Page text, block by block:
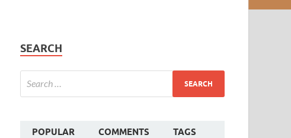
SEARCH
POPULAR COMMENTS TAGS